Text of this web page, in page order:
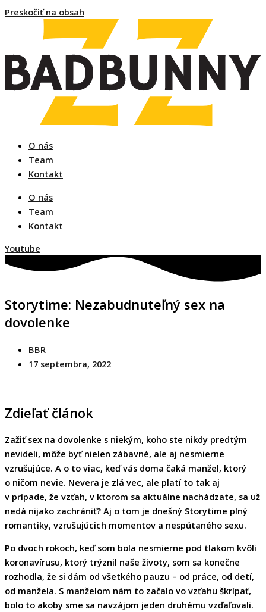
Preskočiť na obsah
O nás
Team
Kontakt
O nás
Team
Kontakt
Youtube
Storytime: Nezabudnuteľný sex na
dovolenke
BBR
17 septembra, 2022
Zdieľať článok
Zažiť sex na dovolenke s niekým, koho ste nikdy predtým
nevideli, môže byť nielen zábavné, ale aj nesmierne
vzrušujúce. A o to viac, keď vás doma čaká manžel, ktorý
o ničom nevie. Nevera je zlá vec, ale platí to tak aj
v prípade, že vzťah, v ktorom sa aktuálne nachádzate, sa už
nedá nijako zachrániť? Aj o tom je dnešný Storytime plný
romantiky, vzrušujúcich momentov a nespútaného sexu.
Po dvoch rokoch, keď som bola nesmierne pod tlakom kvôli
koronavírusu, ktorý trýznil naše životy, som sa konečne
rozhodla, že si dám od všetkého pauzu – od práce, od detí,
od manžela. S manželom nám to začalo vo vzťahu škrípať,
bolo to akoby sme sa navzájom jeden druhému vzďaľovali.